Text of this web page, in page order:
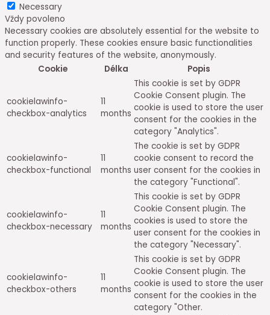
Necessary
Vždy povoleno
Necessary cookies are absolutely essential for the website to
function properly. These cookies ensure basic functionalities
and security features of the website, anonymously.
Cookie
Délka Popis
cookielawinfo-
checkbox-analytics
11
months
This cookie is set by GDPR
Cookie Consent plugin. The
cookie is used to store the user
consent for the cookies in the
category "Analytics".
cookielawinfo-
checkbox-functional
11
months
The cookie is set by GDPR
cookie consent to record the
user consent for the cookies in
the category "Functional".
cookielawinfo-
checkbox-necessary
11
months
This cookie is set by GDPR
Cookie Consent plugin. The
cookies is used to store the
user consent for the cookies in
the category "Necessary".
cookielawinfo-
checkbox-others
11
months
This cookie is set by GDPR
Cookie Consent plugin. The
cookie is used to store the user
consent for the cookies in the
category "Other.